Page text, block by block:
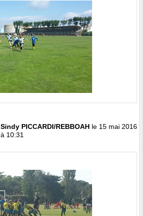
Sindy PICCARDI/REBBOAH le 15 mai 2016
à 10:31